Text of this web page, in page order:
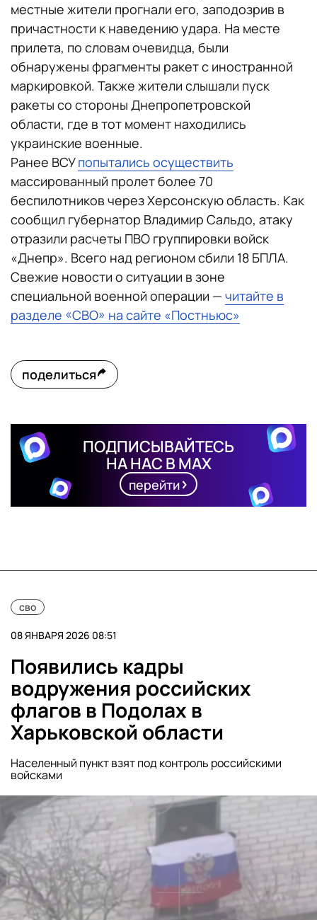
местные жители прогнали его, заподозрив в
причастности к наведению удара. На месте
прилета, по словам очевидца, были
обнаружены фрагменты ракет с иностранной
маркировкой. Также жители слышали пуск
ракеты со стороны Днепропетровской
области, где в тот момент находились
украинские военные.
Ранее ВСУпопытались осуществить
массированный пролет более 70
беспилотников через Херсонскую область. Как
сообщил губернатор Владимир Сальдо, атаку
отразили расчеты ПВО группировки войск
«Днепр». Всего над регионом сбили 18 БПЛА.
Свежие новости о ситуации в зоне
специальной военной операции — читайте в
разделе «СВО» на сайте «Постньюс»
поделиться
ПОДПИСЫВАЙТЕСЬ
НА НАС В MAX
перейти
сво
08 ЯНВАРЯ 2026 08:51
Появились кадры
водружения российских
флагов в Подолах в
Харьковской области
Населенный пункт взят под контроль российскими
войсками